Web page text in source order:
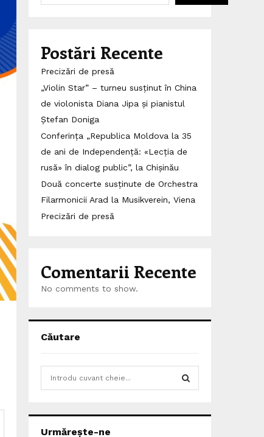
Postări Recente
Precizări de presă
„Violin Star” – turneu susținut în China
de violonista Diana Jipa și pianistul
Ștefan Doniga
Conferința „Republica Moldova la 35
de ani de Independență: «Lecția de
rusă» în dialog public”, la Chișinău
Două concerte susținute de Orchestra
Filarmonicii Arad la Musikverein, Viena
Precizări de presă
Comentarii Recente
No comments to show.
Căutare
Urmărește-ne